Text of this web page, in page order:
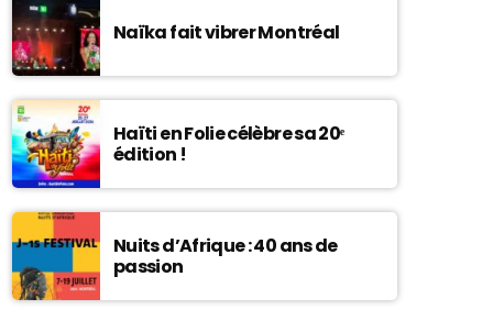
Naïka fait vibrer Montréal
Haïti en Folie célèbre sa 20ᵉ
édition !
Nuits d’Afrique : 40 ans de
passion